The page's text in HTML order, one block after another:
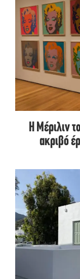
Η Μέριλιν
ακριβό